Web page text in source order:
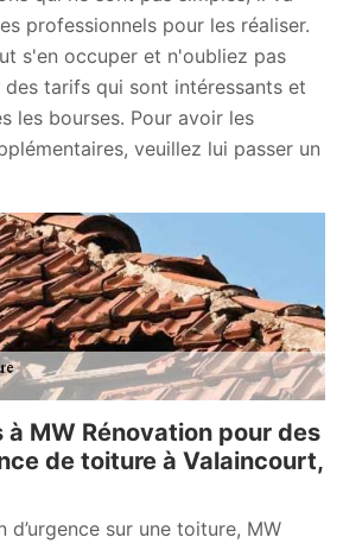
professionnels pour les réaliser.
s'en occuper et n'oubliez pas
tarifs qui sont intéressants et
les bourses. Pour avoir les
veuillez lui passer un
MW Rénovation pour des
de toiture à Valaincourt,
d’urgence sur une toiture, MW